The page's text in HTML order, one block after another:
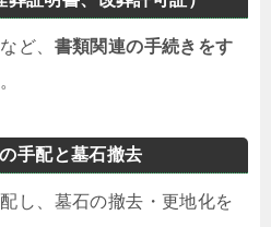
ど、 書類関連の手続きをす
手配と墓石撤去
し、墓石の撤去・更地化を